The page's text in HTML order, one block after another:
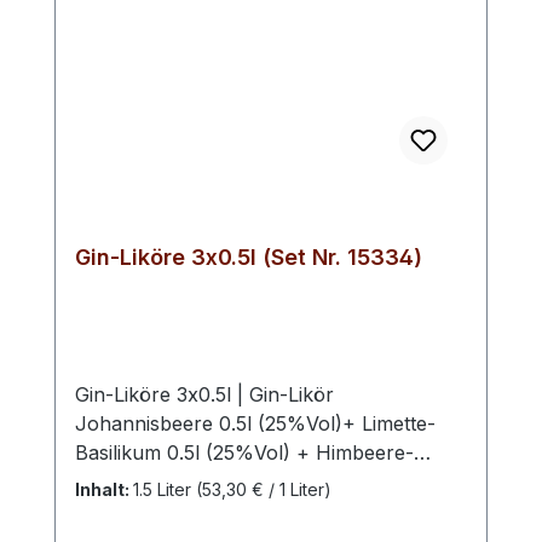
Gin-Liköre 3x0.5l (Set Nr. 15334)
Gin-Liköre 3x0.5l | Gin-Likör
Johannisbeere 0.5l (25%Vol)+ Limette-
Basilikum 0.5l (25%Vol) + Himbeere-
Rosmarin 0.5l (18%Vol)Das Gut
Inhalt: 1.5 Liter (53,30 € / 1 Liter)